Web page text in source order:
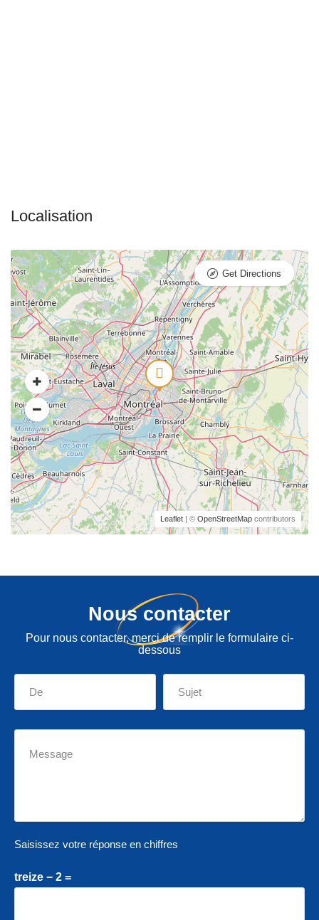
Leaflet | © OpenStreetMap contributors
Get Directions
Nous contacter
Pour nous contacter, merci de remplir le formulaire ci-
dessous
Saisissez votre réponse en chiffres
treize − 2 =